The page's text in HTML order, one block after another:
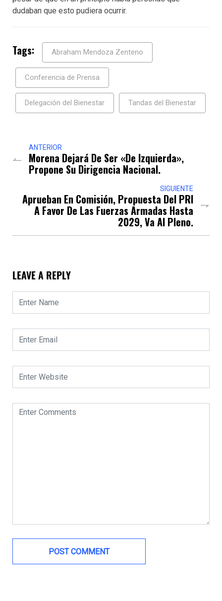
dudaban que esto pudiera ocurrir.
Tags: Abraham Mendoza Zenteno
Conferencia de Prensa
Delegación del Bienestar Tandas del Bienestar
ANTERIOR
Morena Dejará De Ser «de Izquierda»,
Propone Su Dirigencia Nacional.
SIGUIENTE
Aprueban En Comisión, Propuesta Del PRI
A Favor De Las Fuerzas Armadas Hasta
2029, Va Al Pleno.
LEAVE A REPLY